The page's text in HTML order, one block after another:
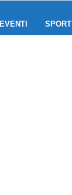
EVENTI SPORT